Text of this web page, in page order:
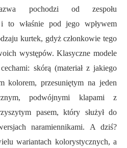
pochodzi od zespołu
i to właśnie pod jego wpływem
kurtek, gdyż członkowie tego
występów. Klasyczne modele
skórą (materiał z jakiego
kolorem, przesuniętym na jeden
podwójnymi klapami z
pasem, który służył do
naramiennikami. A dziś?
wariantach kolorystycznych, a